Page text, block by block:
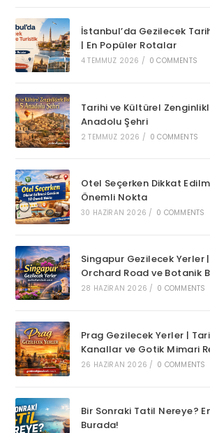
İstanbul’da Gezilecek
| En Popüler Rotalar
4 TEMMUZ 2026 / 0 COMMENTS
Tarihi ve Kültürel
Anadolu Şehri
2 TEMMUZ 2026 / 0 COMMENTS
Otel Seçerken Dikkat
Önemli Nokta
30 HAZIRAN 2026 / 0 COMMENTS
Singapur Gezilecek Yerler
Orchard Road ve Botanik
28 HAZIRAN 2026 / 0 COMMENTS
Prag Gezilecek Yerler |
Kanallar ve Gotik Mimari
26 HAZIRAN 2026 / 0 COMMENTS
Bir Sonraki Tatil Nereye?
Burada!